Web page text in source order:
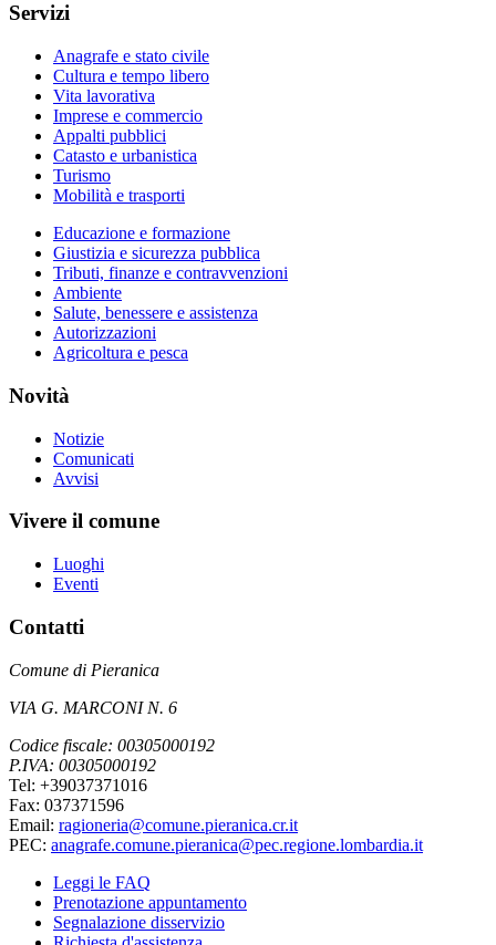
Servizi
Anagrafe e stato civile
Cultura e tempo libero
Vita lavorativa
Imprese e commercio
Appalti pubblici
Catasto e urbanistica
Turismo
Mobilità e trasporti
Educazione e formazione
Giustizia e sicurezza pubblica
Tributi, finanze e contravvenzioni
Ambiente
Salute, benessere e assistenza
Autorizzazioni
Agricoltura e pesca
Novità
Notizie
Comunicati
Avvisi
Vivere il comune
Luoghi
Eventi
Contatti
Comune di Pieranica
VIA G. MARCONI N. 6
Codice fiscale: 00305000192
P.IVA: 00305000192
Tel: +39037371016
Fax: 037371596
Email: ragioneria@comune.pieranica.cr.it
PEC: anagrafe.comune.pieranica@pec.regione.lombardia.it
Leggi le FAQ
Prenotazione appuntamento
Segnalazione disservizio